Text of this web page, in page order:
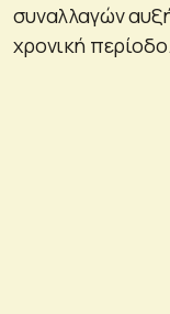
συναλλαγών
χρονική περίοδο.